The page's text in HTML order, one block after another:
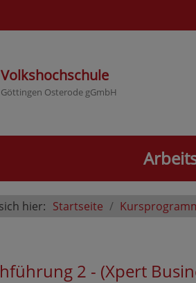
Volkshochschule
Göttingen Osterode gGmbH
hier: Startseite
2 - (Xpert